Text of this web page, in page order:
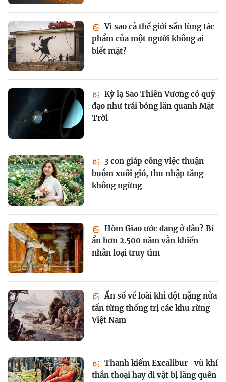
Vì sao cả thế giới săn lùng tác
phẩm của một người không ai
biết mặt?
Kỳ lạ Sao Thiên Vương có quỹ
đạo như trái bóng lăn quanh Mặt
Trời
3 con giáp công việc thuận
buồm xuôi gió, thu nhập tăng
không ngừng
Hòm Giao ước đang ở đâu? Bí
ẩn hơn 2.500 năm vẫn khiến
nhân loại truy tìm
Ẩn số về loài khỉ đột nặng nửa
tấn từng thống trị các khu rừng
Việt Nam
Thanh kiếm Excalibur- vũ khí
thần thoại hay di vật bị lãng quên